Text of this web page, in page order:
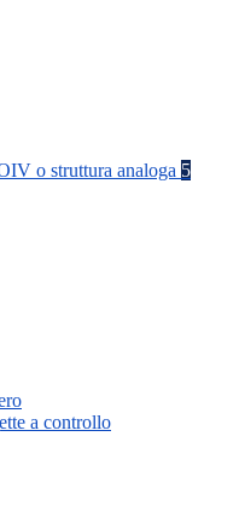
o struttura analoga 5
a controllo